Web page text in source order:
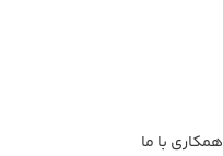
همکاری با ما